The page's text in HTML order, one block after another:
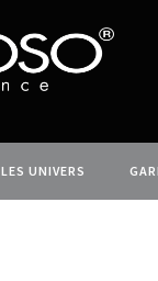
LES UNIVERS